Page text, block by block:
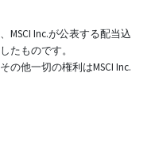
MSCI Inc.が公表する配当込
たものです。
の他一切の権利はMSCI Inc.